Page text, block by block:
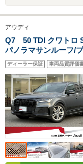
アウディ
Q7 50 TDI クワトロ
パノラマサンルーフ/
グPKG/HDマトリクス
サイドアシスト/アン
ューカメラ/認定中古車
ディーラー保証 車両品質評価